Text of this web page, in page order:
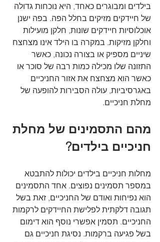
בילדים ומבוגרים כאחד, היא נוכחות גדולה
של חיידקים מזיקים בחלל הפה. בפה ישנן
אוכלוסיות חיידקים שונות, חלקן מועילות
וחלקן מזיקות. במקרה בו הילד אינו מצחצח
שיניים מספיק או בצורה נכונה, כאשר
התזונה שלו מכילה כמות רבה של סוכר או
כאשר הוא מצחצח את אזור החניכיים
באגרסיביות, עולה הסבירות להופעה של
מחלת חניכיים.
מהם התסמינים של מחלת
חניכיים בילדים?
מחלות חניכיים בילדים יכולות להתבטא
במספר תסמינים נפוצים. אחד התסמינים
הוא נפיחות ואודם של החניכיים, זאת בשל
תגובה דלקתית לפלישת החיידקים לרקמות
החניכיים. תסמין אפשרי נוסף הוא דימום
בשל פגיעה ברקמות. נסיגת חניכיים גם